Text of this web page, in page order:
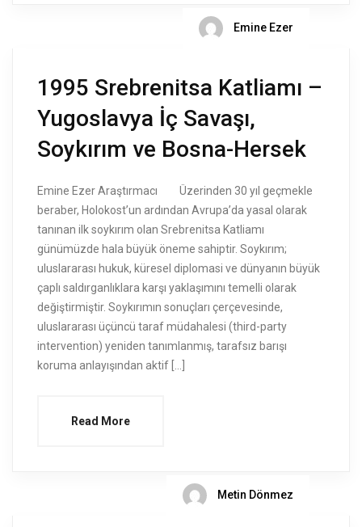
Emine Ezer
1995 Srebrenitsa Katliamı –
Yugoslavya İç Savaşı,
Soykırım ve Bosna-Hersek
Emine Ezer Araştırmacı Üzerinden 30 yıl geçmekle
beraber, Holokost’un ardından Avrupa’da yasal olarak
tanınan ilk soykırım olan Srebrenitsa Katliamı
günümüzde hala büyük öneme sahiptir. Soykırım;
uluslararası hukuk, küresel diplomasi ve dünyanın büyük
çaplı saldırganlıklara karşı yaklaşımını temelli olarak
değiştirmiştir. Soykırımın sonuçları çerçevesinde,
uluslararası üçüncü taraf müdahalesi (third-party
intervention) yeniden tanımlanmış, tarafsız barışı
koruma anlayışından aktif […]
Read More
Metin Dönmez